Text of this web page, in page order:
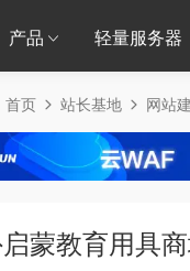
产品 轻量服务器
首页 站长基地 网站
蒙教育用具